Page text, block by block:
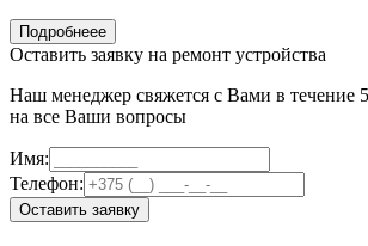
Подробнеее
Оставить заявку на ремонт устройства
Наш менеджер свяжется с Вами в течение
на все Ваши вопросы
Имя:
Телефон:
Оставить заявку